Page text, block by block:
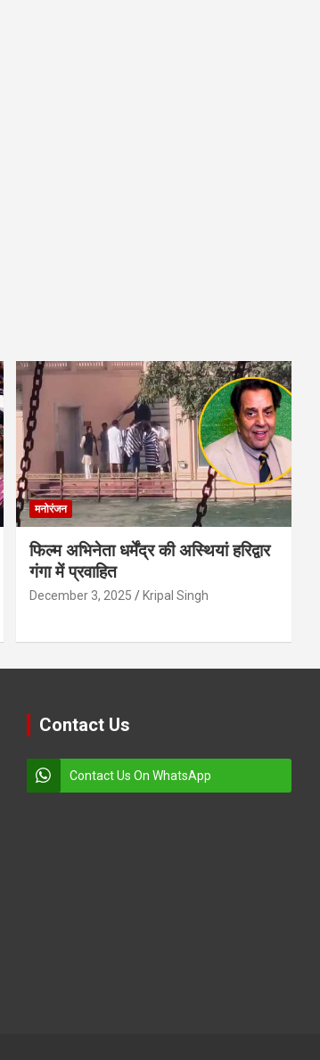
मनोरंजन
फिल्म अभिनेता धर्मेंद्र की अस्थियां हरिद्वार
गंगा में प्रवाहित
December 3, 2025 Kripal Singh
Contact Us
Contact Us On WhatsApp